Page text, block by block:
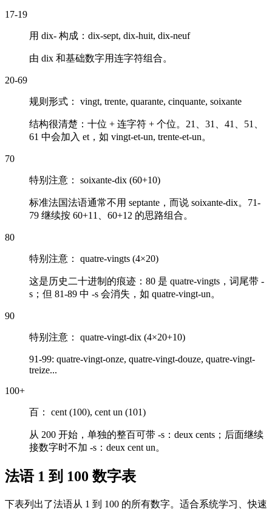
17-19
用 dix- 构成： dix-sept, dix-huit, dix-neuf
由 dix 和基础数字用连字符组合。
20-69
规则形式： vingt, trente, quarante, cinquante, soixante
结构很清楚：十位 + 连字符 + 个位。21、31、41、51、
61 中会加入 et ，如 vingt-et-un, trente-et-un。
70
特别注意： soixante-dix (60+10)
标准法国法语通常不用 septante ，而说 soixante-dix。71-
79 继续按 60+11、60+12 的思路组合。
80
特别注意： quatre-vingts (4×20)
这是历史二十进制的痕迹：80 是 quatre-vingts ，词尾带 -
s；但 81-89 中 -s 会消失，如 quatre-vingt-un。
90
特别注意： quatre-vingt-dix (4×20+10)
91-99: quatre-vingt-onze, quatre-vingt-douze, quatre-vingt-
treize...
100+
百： cent (100), cent un (101)
从 200 开始，单独的整百可带 -s： deux cents ；后面继续
接数字时不加 -s： deux cent un。
法语 1 到 100 数字表
下表列出了法语从 1 到 100 的所有数字。适合系统学习、快速